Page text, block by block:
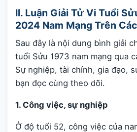
II. Luận Giải Tử Vi Tuổi
2024 Nam Mạng Trên
Sau đây là nội dung bình giải
tuổi Sửu 1973 nam mạng qua
Sự nghiệp, tài chính, gia đạo,
bạn đọc cùng theo dõi.
1. Công việc, sự nghiệp
Ở độ tuổi 52, công việc của